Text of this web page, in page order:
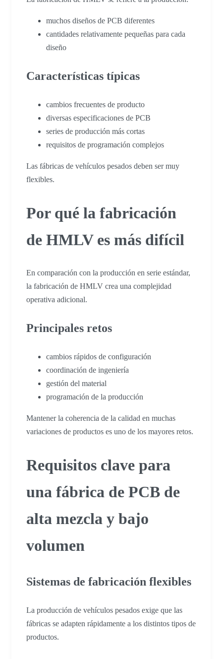
muchos diseños de PCB diferentes
cantidades relativamente pequeñas para cada
diseño
Características típicas
cambios frecuentes de producto
diversas especificaciones de PCB
series de producción más cortas
requisitos de programación complejos
Las fábricas de vehículos pesados deben ser muy
flexibles.
Por qué la fabricación
de HMLV es más difícil
En comparación con la producción en serie estándar,
la fabricación de HMLV crea una complejidad
operativa adicional.
Principales retos
cambios rápidos de configuración
coordinación de ingeniería
gestión del material
programación de la producción
Mantener la coherencia de la calidad en muchas
variaciones de productos es uno de los mayores retos.
Requisitos clave para
una fábrica de PCB de
alta mezcla y bajo
volumen
Sistemas de fabricación flexibles
La producción de vehículos pesados exige que las
fábricas se adapten rápidamente a los distintos tipos de
productos.